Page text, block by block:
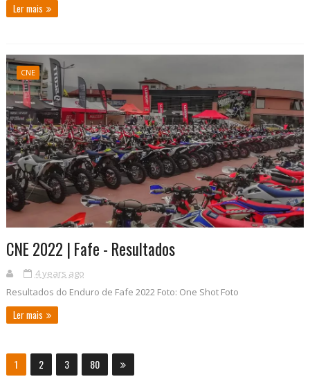
Ler mais
CNE
CNE 2022 | Fafe - Resultados
4 years ago
Resultados do Enduro de Fafe 2022 Foto: One Shot Foto
Ler mais
1 2 3 80